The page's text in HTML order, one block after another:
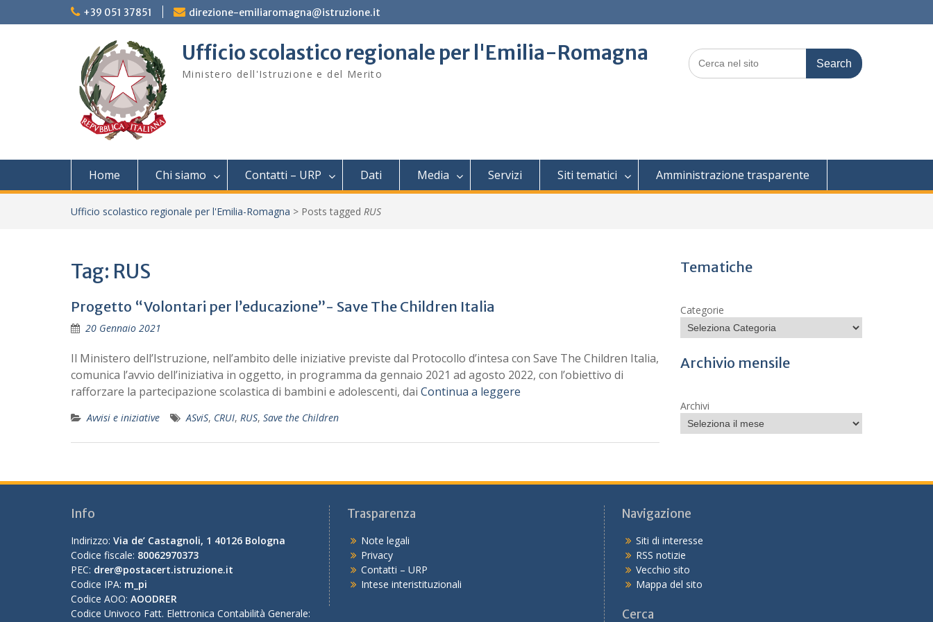
to
+39 051 37851 direzione-emiliaromagna@istruzione.it
Ufficio scolastico regionale per l'Emilia-Romagna
Ministero dell'Istruzione e del Merito
Search
for:
Home Chi siamo Contatti – URP Dati Media Servizi Siti tematici Amministrazione trasparente
Ufficio scolastico regionale per l'Emilia-Romagna > Posts tagged RUS
Tag: RUS
Progetto “Volontari per l’educazione”- Save The Children Italia
20 Gennaio 2021
Il Ministero dell’Istruzione, nell’ambito delle iniziative previste dal Protocollo d’intesa con Save The Children Italia,
comunica l’avvio dell’iniziativa in oggetto, in programma da gennaio 2021 ad agosto 2022, con l’obiettivo di
rafforzare la partecipazione scolastica di bambini e adolescenti, dai Continua a leggere
Avvisi e iniziative ASviS, CRUI, RUS, Save the Children
Tematiche
Categorie
Archivio mensile
Archivi
Info
Indirizzo: Via de’ Castagnoli, 1 40126 Bologna
Codice fiscale: 80062970373
PEC: drer@postacert.istruzione.it
Codice IPA: m_pi
Codice AOO: AOODRER
Codice Univoco Fatt. Elettronica Contabilità Generale:
Trasparenza
Note legali
Privacy
Contatti – URP
Intese interistituzionali
Navigazione
Siti di interesse
RSS notizie
Vecchio sito
Mappa del sito
Cerca